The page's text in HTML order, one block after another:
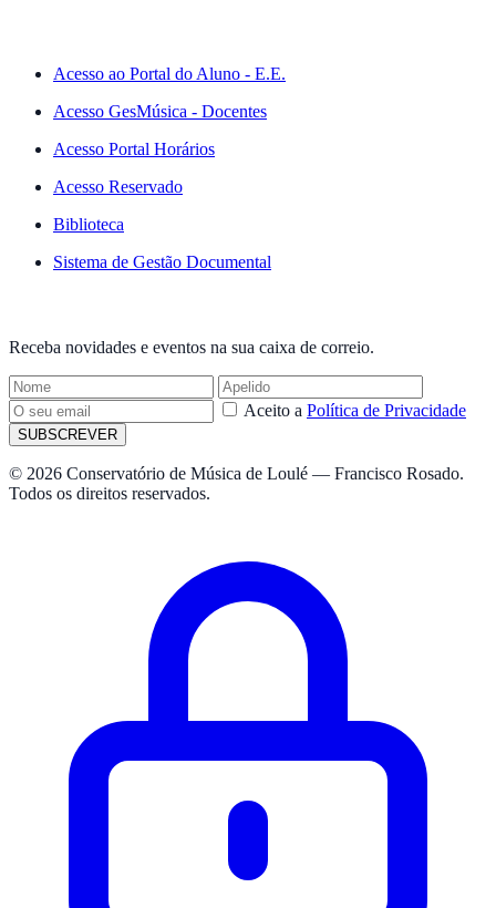
Acesso ao Portal do Aluno - E.E.
Acesso GesMúsica - Docentes
Acesso Portal Horários
Acesso Reservado
Biblioteca
Sistema de Gestão Documental
Receba novidades e eventos na sua caixa de correio.
Aceito a Política de Privacidade
SUBSCREVER
© 2026 Conservatório de Música de Loulé — Francisco Rosado.
Todos os direitos reservados.